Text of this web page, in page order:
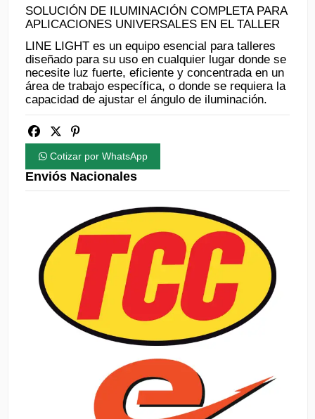
SOLUCIÓN DE ILUMINACIÓN COMPLETA PARA
APLICACIONES UNIVERSALES EN EL TALLER
LINE LIGHT es un equipo esencial para talleres
diseñado para su uso en cualquier lugar donde se
necesite luz fuerte, eficiente y concentrada en un
área de trabajo específica, o donde se requiera la
capacidad de ajustar el ángulo de iluminación.
Cotizar por WhatsApp
Enviós Nacionales